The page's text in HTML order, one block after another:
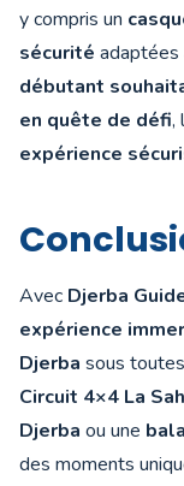
y compris un
sécurité adaptées
débutant
en quête de défi,
expérience
Avec Djerba
expérience
Djerba sous
Circuit 4×4 La
Djerba ou une
des moments